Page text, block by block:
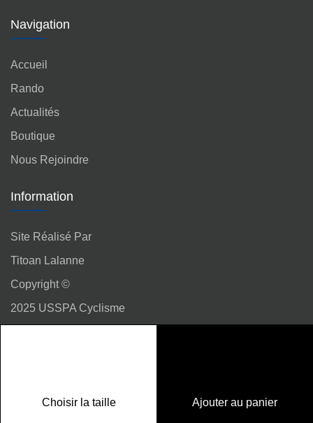
Choisir la taille Ajouter au panier
Navigation
Accueil
Rando
Actualités
Boutique
Nous Rejoindre
Information
Site Réalisé Par
Titoan Lalanne
Copyright ©
2025 USSPA Cyclisme